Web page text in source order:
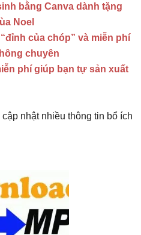
bằng Canva dành tặng
Noel
của chóp” và miễn phí
chuyên
phí giúp bạn tự sản xuất
nhật nhiều thông tin bổ ích